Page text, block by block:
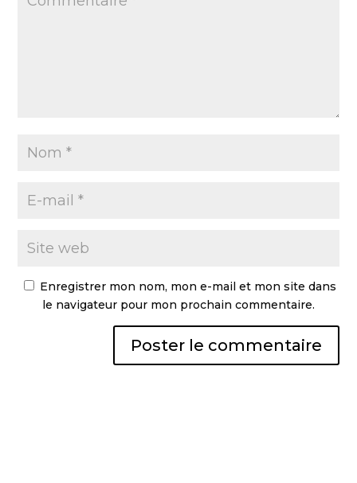
Enregistrer mon nom, mon e-mail et mon site dans
le navigateur pour mon prochain commentaire.